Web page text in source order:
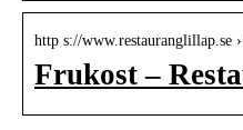
http s://www.restauranglillap.se
Frukost –